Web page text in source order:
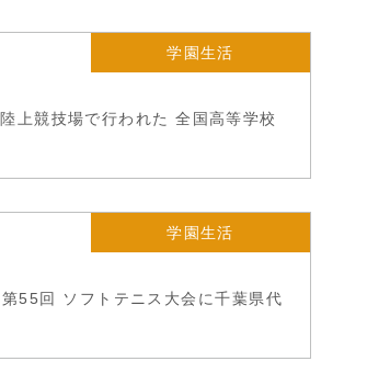
学園生活
上競技場で行われた 全国高等学校
学園生活
55回 ソフトテニス大会に千葉県代